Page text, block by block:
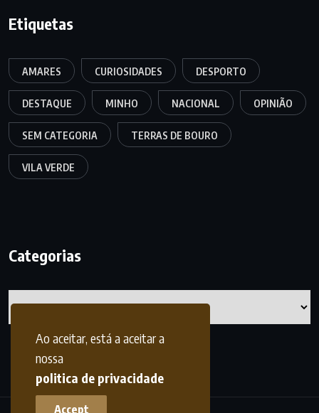
Ao aceitar, está a aceitar a
nossa
politica de privacidade
Accept
Etiquetas
AMARES CURIOSIDADES DESPORTO
DESTAQUE MINHO NACIONAL OPINIÃO
SEM CATEGORIA TERRAS DE BOURO
VILA VERDE
Categorias